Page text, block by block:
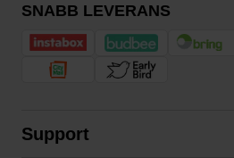
SNABB LEVERANS
Support